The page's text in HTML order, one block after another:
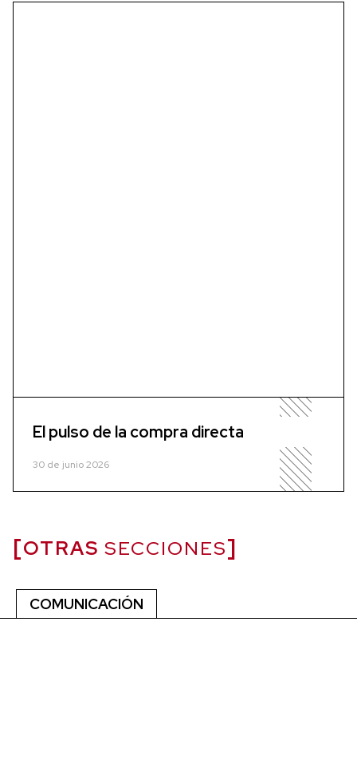
El pulso de la compra directa
30 de junio 2026
OTRAS SECCIONES
COMUNICACIÓN